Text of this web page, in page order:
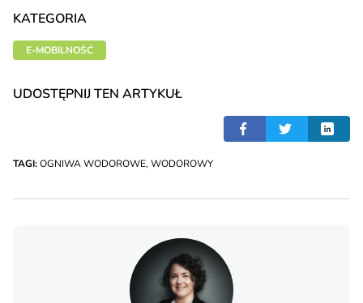
KATEGORIA
E-MOBILNOŚĆ
UDOSTĘPNIJ TEN ARTYKUŁ
TAGI:OGNIWA WODOROWE, WODOROWY